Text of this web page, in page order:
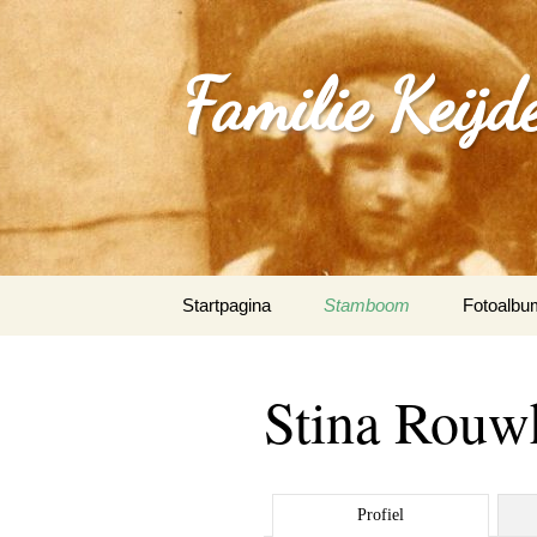
Familie
naar
Startpagina Stamboom
0_Joep
Stina
Profiel